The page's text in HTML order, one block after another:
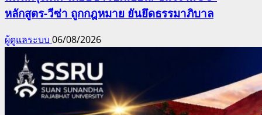
หลักสูตร-วีซ่า ถูกกฎหมาย ยันยึดธรรมาภิบาล
ผู้ดูแลระบบ 06/08/2026